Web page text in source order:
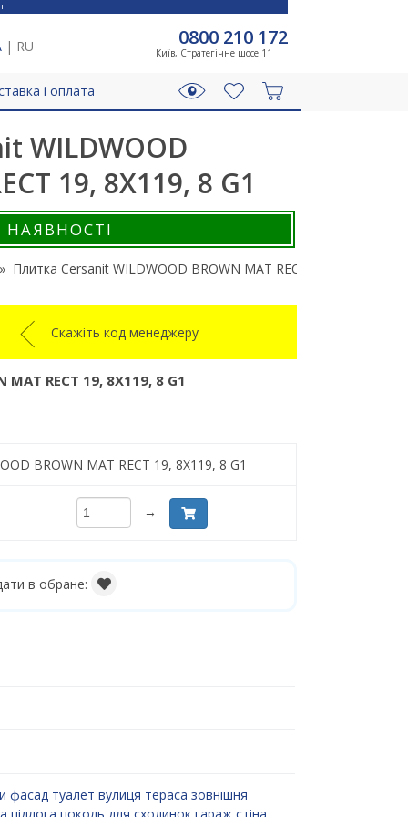
| RU 0800 210 172
Київ, Стратегічне шосе 11
і оплата
WILDWOOD
19, 8X119, 8 G1
НАЯВНОСТІ
Плитка Cersanit WILDWOOD BROWN MAT RECT 19, 8X119, 8 G1
Скажіть код менеджеру
MAT RECT 19, 8X119, 8 G1
BROWN MAT RECT 19, 8X119, 8 G1
→
в обране:
фасад туалет вулиця тераса зовнішня